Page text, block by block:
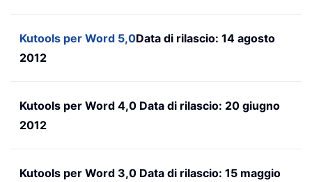
Kutools per Word 5,0Data di rilascio: 14 agosto
2012
Kutools per Word 4,0 Data di rilascio: 20 giugno
2012
Kutools per Word 3,0 Data di rilascio: 15 maggio